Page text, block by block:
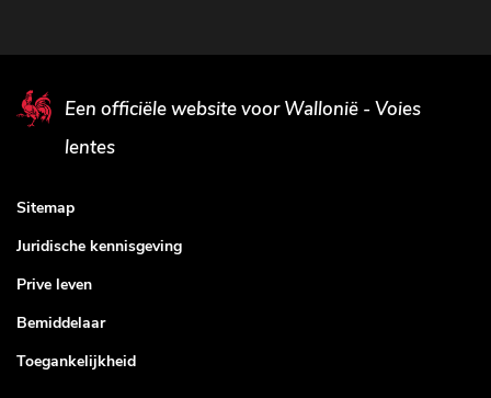
Een officiële website voor Wallonië - Voies
lentes
Sitemap
Juridische kennisgeving
Prive leven
Bemiddelaar
Toegankelijkheid